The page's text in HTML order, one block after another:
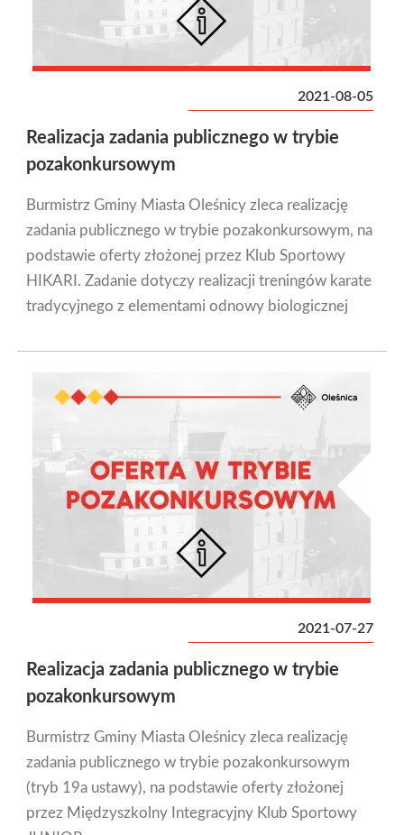
2021-08-05
Realizacja zadania publicznego w trybie
pozakonkursowym
Burmistrz Gminy Miasta Oleśnicy zleca realizację
zadania publicznego w trybie pozakonkursowym, na
podstawie oferty złożonej przez Klub Sportowy
HIKARI. Zadanie dotyczy realizacji treningów karate
tradycyjnego z elementami odnowy biologicznej
2021-07-27
Realizacja zadania publicznego w trybie
pozakonkursowym
Burmistrz Gminy Miasta Oleśnicy zleca realizację
zadania publicznego w trybie pozakonkursowym
(tryb 19a ustawy), na podstawie oferty złożonej
przez Międzyszkolny Integracyjny Klub Sportowy